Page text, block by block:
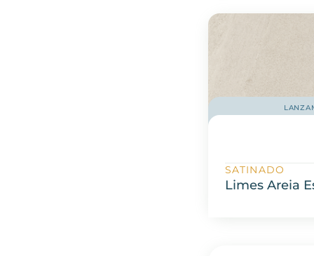
SATINADO
Limes Areia